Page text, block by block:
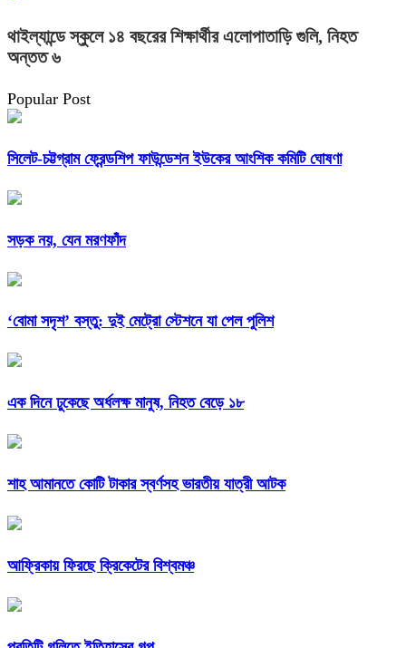
থাইল্যান্ডে স্কুলে ১৪ বছরের শিক্ষার্থীর এলোপাতাড়ি গুলি, নিহত
অন্তত ৬
Popular Post
সিলেট-চট্টগ্রাম ফ্রেন্ডশিপ ফাউন্ডেশন ইউকের আংশিক কমিটি ঘোষণা
সড়ক নয়, যেন মরণফাঁদ
‘বোমা সদৃশ’ বস্তু: দুই মেট্রো স্টেশনে যা পেল পুলিশ
এক দিনে ঢুকেছে অর্ধলক্ষ মানুষ, নিহত বেড়ে ১৮
শাহ আমানতে কোটি টাকার স্বর্ণসহ ভারতীয় যাত্রী আটক
আফ্রিকায় ফিরছে ক্রিকেটের বিশ্বমঞ্চ